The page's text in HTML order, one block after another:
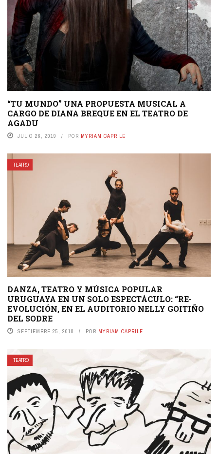
“TU MUNDO” UNA PROPUESTA MUSICAL A
CARGO DE DIANA BREQUE EN EL TEATRO DE
AGADU
JULIO 26, 2019 POR MYRIAM CAPRILE
TEATRO
DANZA, TEATRO Y MÚSICA POPULAR
URUGUAYA EN UN SOLO ESPECTÁCULO: “RE-
EVOLUCIÓN, EN EL AUDITORIO NELLY GOITIÑO
DEL SODRE
SEPTIEMBRE 25, 2018 POR MYRIAM CAPRILE
TEATRO